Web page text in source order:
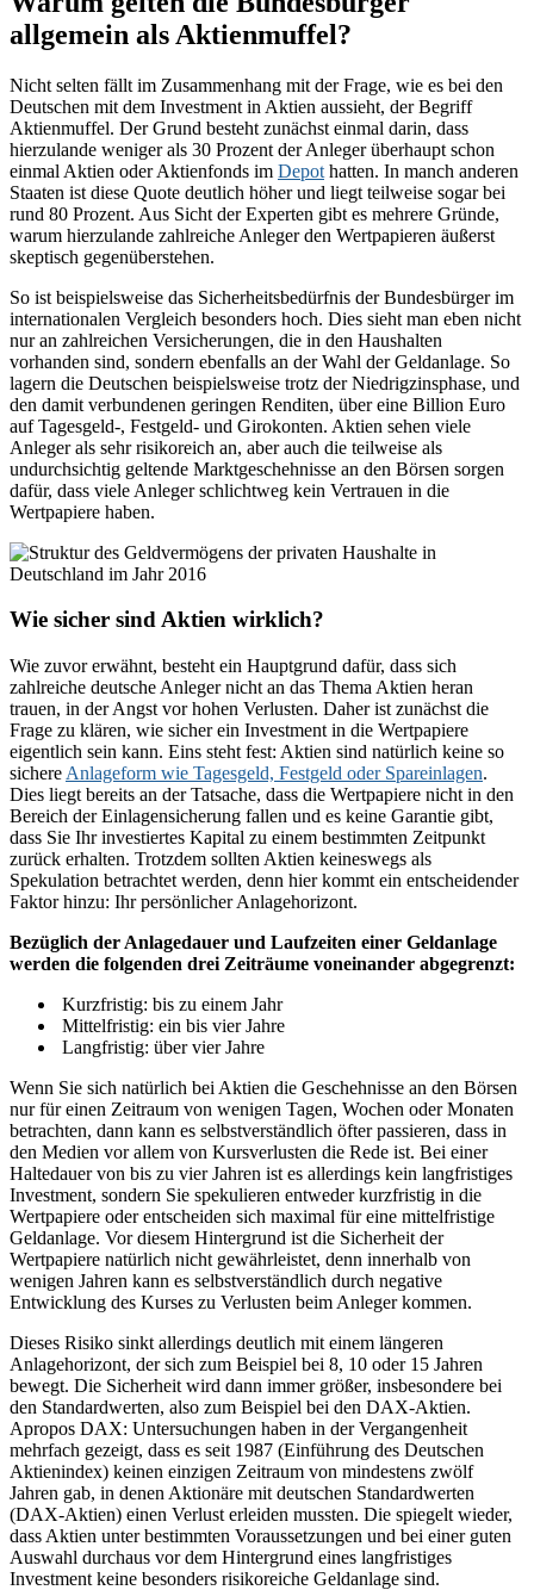
allgemein als Aktienmuffel?
Nicht selten fällt im Zusammenhang mit der Frage, wie es bei den
Deutschen mit dem Investment in Aktien aussieht, der Begriff
Aktienmuffel. Der Grund besteht zunächst einmal darin, dass
hierzulande weniger als 30 Prozent der Anleger überhaupt schon
einmal Aktien oder Aktienfonds im Depot hatten. In manch anderen
Staaten ist diese Quote deutlich höher und liegt teilweise sogar bei
rund 80 Prozent. Aus Sicht der Experten gibt es mehrere Gründe,
warum hierzulande zahlreiche Anleger den Wertpapieren äußerst
skeptisch gegenüberstehen.
So ist beispielsweise das Sicherheitsbedürfnis der Bundesbürger im
internationalen Vergleich besonders hoch. Dies sieht man eben nicht
nur an zahlreichen Versicherungen, die in den Haushalten
vorhanden sind, sondern ebenfalls an der Wahl der Geldanlage. So
lagern die Deutschen beispielsweise trotz der Niedrigzinsphase, und
den damit verbundenen geringen Renditen, über eine Billion Euro
auf Tagesgeld-, Festgeld- und Girokonten. Aktien sehen viele
Anleger als sehr risikoreich an, aber auch die teilweise als
undurchsichtig geltende Marktgeschehnisse an den Börsen sorgen
dafür, dass viele Anleger schlichtweg kein Vertrauen in die
Wertpapiere haben.
Wie sicher sind Aktien wirklich?
Wie zuvor erwähnt, besteht ein Hauptgrund dafür, dass sich
zahlreiche deutsche Anleger nicht an das Thema Aktien heran
trauen, in der Angst vor hohen Verlusten. Daher ist zunächst die
Frage zu klären, wie sicher ein Investment in die Wertpapiere
eigentlich sein kann. Eins steht fest: Aktien sind natürlich keine so
sichere Anlageform wie Tagesgeld, Festgeld oder Spareinlagen.
Dies liegt bereits an der Tatsache, dass die Wertpapiere nicht in den
Bereich der Einlagensicherung fallen und es keine Garantie gibt,
dass Sie Ihr investiertes Kapital zu einem bestimmten Zeitpunkt
zurück erhalten. Trotzdem sollten Aktien keineswegs als
Spekulation betrachtet werden, denn hier kommt ein entscheidender
Faktor hinzu: Ihr persönlicher Anlagehorizont.
Bezüglich der Anlagedauer und Laufzeiten einer Geldanlage
werden die folgenden drei Zeiträume voneinander abgegrenzt:
Kurzfristig: bis zu einem Jahr
Mittelfristig: ein bis vier Jahre
Langfristig: über vier Jahre
Wenn Sie sich natürlich bei Aktien die Geschehnisse an den Börsen
nur für einen Zeitraum von wenigen Tagen, Wochen oder Monaten
betrachten, dann kann es selbstverständlich öfter passieren, dass in
den Medien vor allem von Kursverlusten die Rede ist. Bei einer
Haltedauer von bis zu vier Jahren ist es allerdings kein langfristiges
Investment, sondern Sie spekulieren entweder kurzfristig in die
Wertpapiere oder entscheiden sich maximal für eine mittelfristige
Geldanlage. Vor diesem Hintergrund ist die Sicherheit der
Wertpapiere natürlich nicht gewährleistet, denn innerhalb von
wenigen Jahren kann es selbstverständlich durch negative
Entwicklung des Kurses zu Verlusten beim Anleger kommen.
Dieses Risiko sinkt allerdings deutlich mit einem längeren
Anlagehorizont, der sich zum Beispiel bei 8, 10 oder 15 Jahren
bewegt. Die Sicherheit wird dann immer größer, insbesondere bei
den Standardwerten, also zum Beispiel bei den DAX-Aktien.
Apropos DAX: Untersuchungen haben in der Vergangenheit
mehrfach gezeigt, dass es seit 1987 (Einführung des Deutschen
Aktienindex) keinen einzigen Zeitraum von mindestens zwölf
Jahren gab, in denen Aktionäre mit deutschen Standardwerten
(DAX-Aktien) einen Verlust erleiden mussten. Die spiegelt wieder,
dass Aktien unter bestimmten Voraussetzungen und bei einer guten
Auswahl durchaus vor dem Hintergrund eines langfristiges
Investment keine besonders risikoreiche Geldanlage sind.